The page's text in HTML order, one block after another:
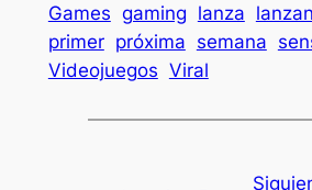
Games gaming lanza
primer próxima semana
Videojuegos Viral